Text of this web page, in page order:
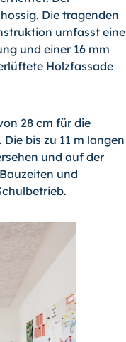
Die tragenden
umfasst eine
und einer 16 mm
Holzfassade
28 cm für die
bis zu 11 m langen
und auf der
und